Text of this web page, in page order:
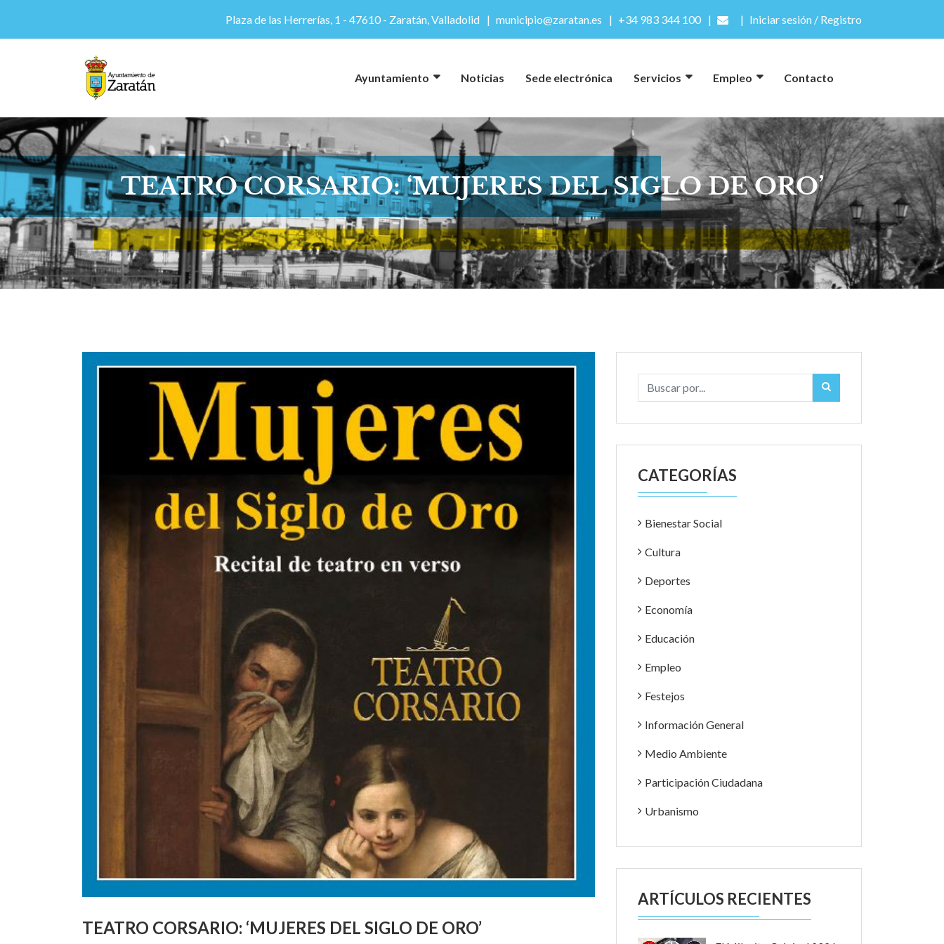
Plaza de las Herrerías, 1 - 47610 - Zaratán, Valladolid municipio@zaratan.es +34 983 344 100 Iniciar sesión / Registro
Ayuntamiento Noticias Sede electrónica Servicios Empleo Contacto
TEATRO CORSARIO: ‘MUJERES DEL SIGLO DE ORO’
TEATRO CORSARIO: ‘MUJERES DEL SIGLO DE ORO’
CATEGORÍAS
Bienestar Social
Cultura
Deportes
Economía
Educación
Empleo
Festejos
Información General
Medio Ambiente
Participación Ciudadana
Urbanismo
ARTÍCULOS RECIENTES